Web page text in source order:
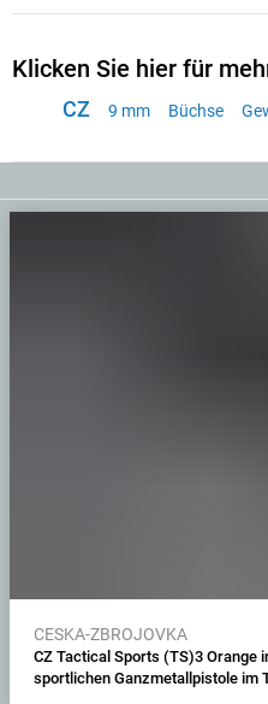
Klicken Sie hier für
CZ 9 mm Büchse
CESKA-ZBROJOVKA
CZ Tactical Sports (TS)3 Orange
sportlichen Ganzmetallpistole im